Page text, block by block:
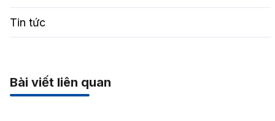
Tin tức
Bài viết liên quan